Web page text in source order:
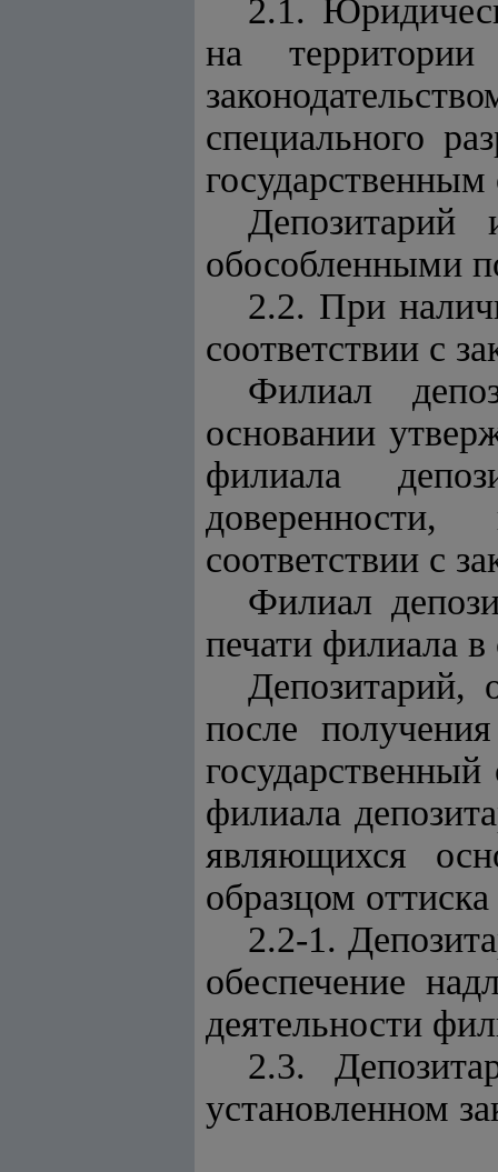
2.1.
на
специального
обособленными
2.2. При
соответствии с
Филиал
основании
филиала
соответствии с
Филиал
печати филиала в
Депозитарий,
после
филиала
являющихся
образцом
2.2-1.
обеспечение
деятельности
2.3.
установленном